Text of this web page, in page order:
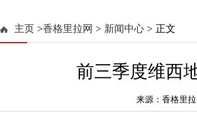
法治迪庆
主页 >香格里拉网 > 新闻中心 > 正文
前三季度维西
来源：香格里拉